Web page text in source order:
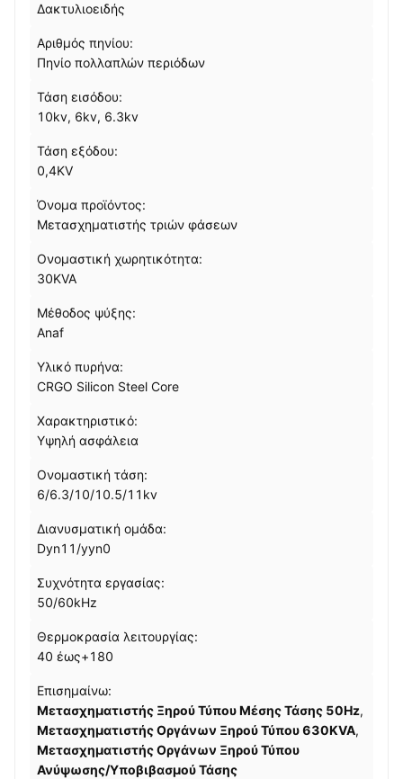
Δακτυλιοειδής
Αριθμός πηνίου:
Πηνίο πολλαπλών περιόδων
Τάση εισόδου:
10kv, 6kv, 6.3kv
Τάση εξόδου:
0,4KV
Όνομα προϊόντος:
Μετασχηματιστής τριών φάσεων
Ονομαστική χωρητικότητα:
30KVA
Μέθοδος ψύξης:
Anaf
Υλικό πυρήνα:
CRGO Silicon Steel Core
Χαρακτηριστικό:
Υψηλή ασφάλεια
Ονομαστική τάση:
6/6.3/10/10.5/11kv
Διανυσματική ομάδα:
Dyn11/yyn0
Συχνότητα εργασίας:
50/60kHz
Θερμοκρασία λειτουργίας:
40 έως+180
Επισημαίνω:
Μετασχηματιστής Ξηρού Τύπου Μέσης Τάσης 50Hz,
Μετασχηματιστής Οργάνων Ξηρού Τύπου 630KVA,
Μετασχηματιστής Οργάνων Ξηρού Τύπου
Ανύψωσης/Υποβιβασμού Τάσης